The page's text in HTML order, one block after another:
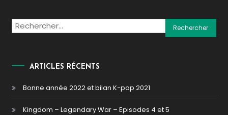
Rechercher :
ARTICLES RÉCENTS
Bonne année 2022 et bilan K-pop 2021
Kingdom – Legendary War – Episodes 4 et 5